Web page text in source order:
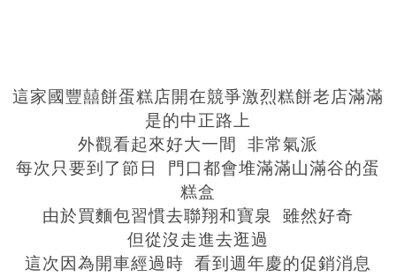
這家國豐囍餅蛋糕店開在競爭激烈糕餅老店滿滿
是的中正路上
外觀看起來好大一間 非常氣派
每次只要到了節日 門口都會堆滿滿山滿谷的蛋
糕盒
由於買麵包習慣去聯翔和寶泉 雖然好奇
但從沒走進去逛過
這次因為開車經過時 看到週年慶的促銷消息